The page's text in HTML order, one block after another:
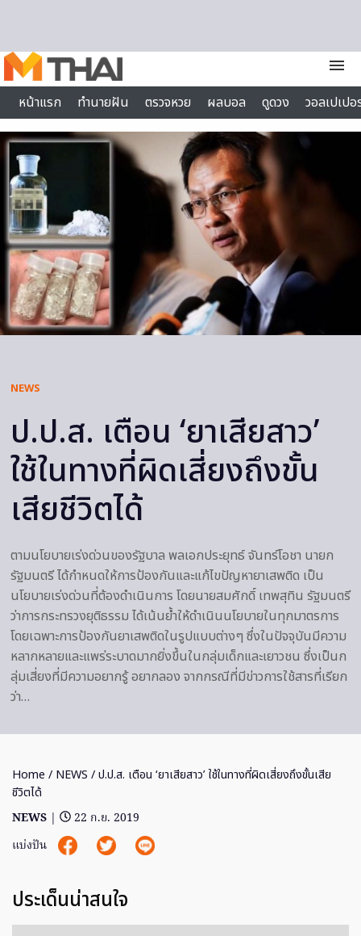
menu
หน้าแรก
ทำนายฝัน ตรวจหวย ผลบอล ดูดวง
วอลเปเป
ไลฟ์สไตล์
NEWS
ป.ป.ส. เตือน ‘ยาเสียสาว’
ใช้ในทางที่ผิดเสี่ยงถึงขั้น
เสียชีวิตได้
ตามนโยบายเร่งด่วนของรัฐบาล พลเอกประยุทธ์ จันทร์โอชา นายก
รัฐมนตรี ได้กำหนดให้การป้องกันและแก้ไขปัญหายาเสพติด เป็น
นโยบายเร่งด่วนที่ต้องดำเนินการ โดยนายสมศักดิ์ เทพสุทิน รัฐมนตรี
ว่าการกระทรวงยุติธรรม ได้เน้นย้ำให้ดำเนินนโยบายในทุกมาตรการ
โดยเฉพาะการป้องกันยาเสพติดในรูปแบบต่างๆ ซึ่งในปัจจุบันมีความ
หลากหลายและแพร่ระบาดมากยิ่งขึ้นในกลุ่มเด็กและเยาวชน ซึ่งเป็นก
ลุ่มเสี่ยงที่มีความอยากรู้ อยากลอง จากกรณีที่มีข่าวการใช้สารที่เรียก
ว่า…
Home / NEWS / ป.ป.ส. เตือน ‘ยาเสียสาว’ ใช้ในทางที่ผิดเสี่ยงถึงขั้นเสีย
ชีวิตได้
NEWS |
22 ก.ย. 2019
แบ่งปัน
ประเด็นน่าสนใจ